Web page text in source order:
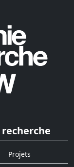
recherche
Projets